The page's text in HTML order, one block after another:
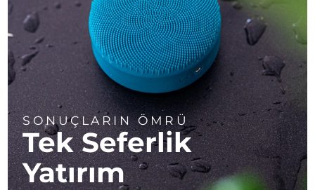
SONUÇLARIN ÖMRÜ
Tek Seferlik
Yatırım